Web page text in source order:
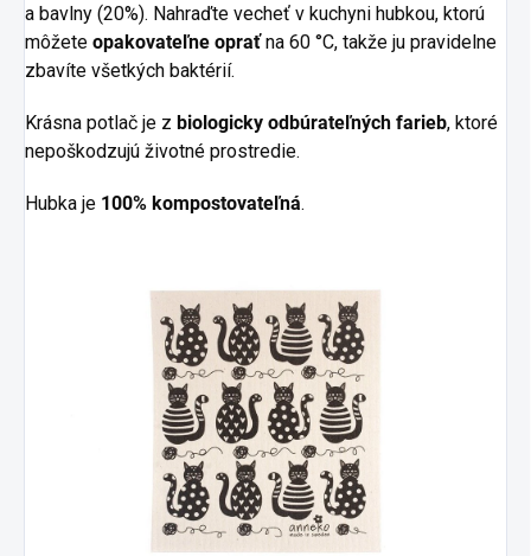
a bavlny (20%). Nahraďte vecheť v kuchyni hubkou, ktorú
môžete opakovateľne opraťna 60 °C, takže ju pravidelne
zbavíte všetkých baktérií.
Krásna potlač je z biologicky odbúrateľných farieb, ktoré
nepoškodzujú životné prostredie.
Hubka je 100% kompostovateľná.